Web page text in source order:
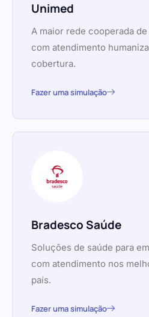
Unimed
A maior rede cooperada
com atendimento
cobertura.
Fazer uma simulação
Bradesco Saúde
Soluções de saúde para
com atendimento nos
país.
Fazer uma simulação